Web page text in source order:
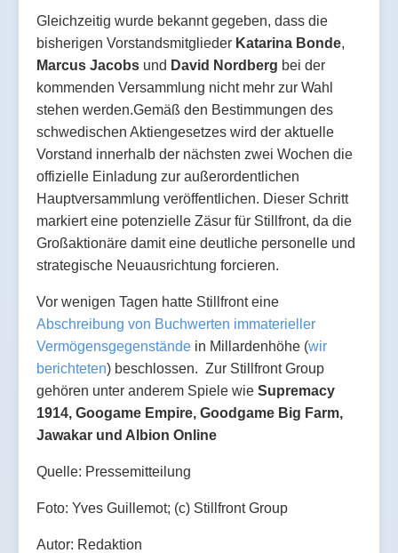
Gleichzeitig wurde bekannt gegeben, dass die
bisherigen Vorstandsmitglieder Katarina Bonde,
Marcus Jacobs und David Nordberg bei der
kommenden Versammlung nicht mehr zur Wahl
stehen werden.Gemäß den Bestimmungen des
schwedischen Aktiengesetzes wird der aktuelle
Vorstand innerhalb der nächsten zwei Wochen die
offizielle Einladung zur außerordentlichen
Hauptversammlung veröffentlichen. Dieser Schritt
markiert eine potenzielle Zäsur für Stillfront, da die
Großaktionäre damit eine deutliche personelle und
strategische Neuausrichtung forcieren.
Vor wenigen Tagen hatte Stillfront eine
Abschreibung von Buchwerten immaterieller
Vermögensgegenstände in Millardenhöhe (wir
berichteten) beschlossen. Zur Stillfront Group
gehören unter anderem Spiele wie Supremacy
1914, Googame Empire, Goodgame Big Farm,
Jawakar und Albion Online
Quelle: Pressemitteilung
Foto: Yves Guillemot; (c) Stillfront Group
Autor: Redaktion